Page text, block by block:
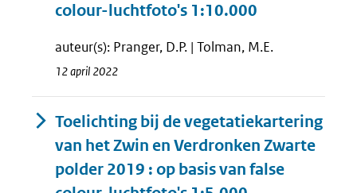
colour-luchtfoto's 1:10.000
auteur(s): Pranger, D.P. | Tolman, M.E.
12 april 2022
Toelichting bij de vegetatiekartering
van het Zwin en Verdronken Zwarte
polder 2019 : op basis van false